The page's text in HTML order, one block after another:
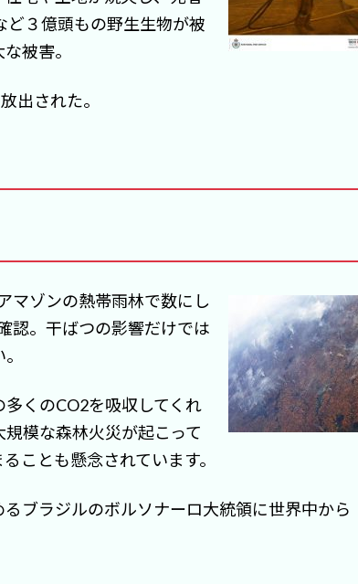
ど３億頭もの野生生物が被
被害。
出された。
マゾンの熱帯雨林で数にし
認。干ばつの影響だけでは
多くのCO2を吸収してくれ
模な森林火災が起こって
ことも懸念されています。
ブラジルのボルソナーロ大統領に世界中から